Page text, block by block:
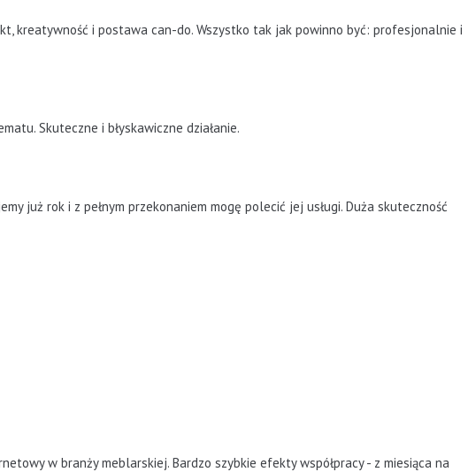
kreatywność i postawa can-do. Wszystko tak jak powinno być: profesjonalnie i
Skuteczne i błyskawiczne działanie.
już rok i z pełnym przekonaniem mogę polecić jej usługi. Duża skuteczność
w branży meblarskiej. Bardzo szybkie efekty współpracy - z miesiąca na